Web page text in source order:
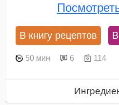
В книгу рецептов
50 мин 6 114